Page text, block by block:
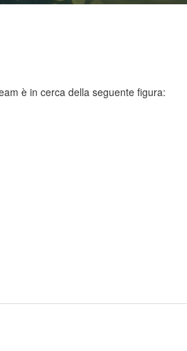
è in cerca della seguente figura: